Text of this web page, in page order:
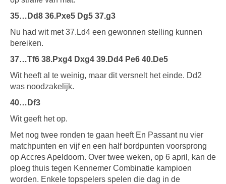
35…Dd8 36.Pxe5 Dg5 37.g3
Nu had wit met 37.Ld4 een gewonnen stelling kunnen
bereiken.
37…Tf6 38.Pxg4 Dxg4 39.Dd4 Pe6 40.De5
Wit heeft al te weinig, maar dit versnelt het einde. Dd2
was noodzakelijk.
40…Df3
Wit geeft het op.
Met nog twee ronden te gaan heeft En Passant nu vier
matchpunten en vijf en een half bordpunten voorsprong
op Accres Apeldoorn. Over twee weken, op 6 april, kan de
ploeg thuis tegen Kennemer Combinatie kampioen
worden. Enkele topspelers spelen die dag in de